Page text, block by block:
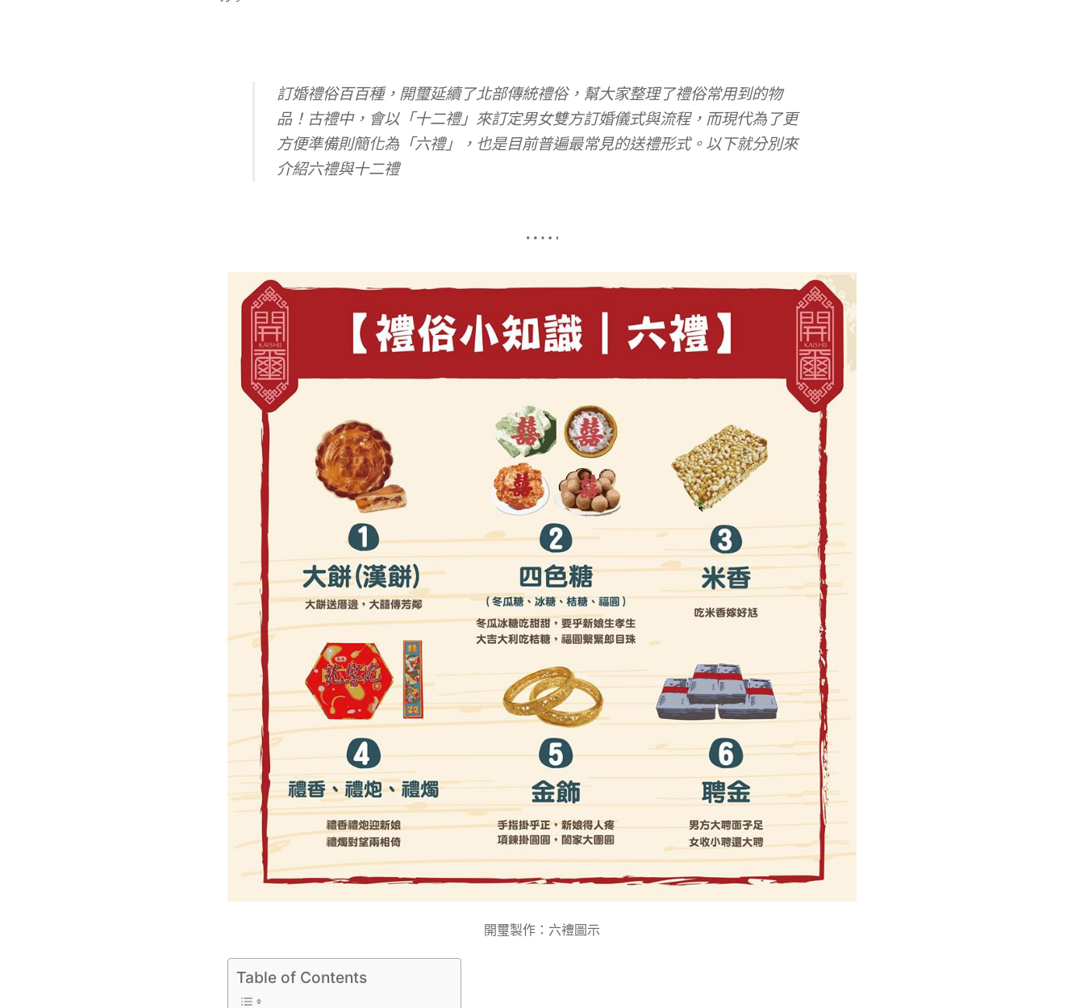
訂婚禮俗百百種，開璽延續了北部傳統禮俗，幫大家整理了禮俗常用到的物
品！古禮中，會以「十二禮」來訂定男女雙方訂婚儀式與流程，而現代為了更
方便準備則簡化為「六禮」，也是目前普遍最常見的送禮形式。以下就分別來
介紹六禮與十二禮
開璽製作：六禮圖示
Table of Contents